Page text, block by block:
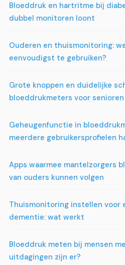
Bloeddruk en hartritme bij
dubbel monitoren loont
Ouderen en thuismonitoring:
eenvoudigst te gebruiken?
Grote knoppen en duidelijke
bloeddrukmeters voor
Geheugenfunctie in
meerdere gebruikersprofielen
Apps waarmee mantelzorgers
van ouders kunnen volgen
Thuismonitoring instellen voor
dementie: wat werkt
Bloeddruk meten bij mensen
uitdagingen zijn er?